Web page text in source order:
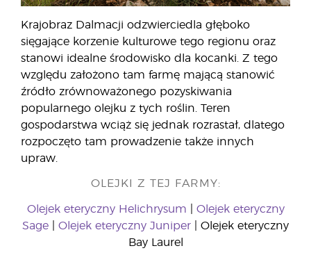
Krajobraz Dalmacji odzwierciedla głęboko
sięgające korzenie kulturowe tego regionu oraz
stanowi idealne środowisko dla kocanki. Z tego
względu założono tam farmę mającą stanowić
źródło zrównoważonego pozyskiwania
popularnego olejku z tych roślin. Teren
gospodarstwa wciąż się jednak rozrastał, dlatego
rozpoczęto tam prowadzenie także innych
upraw.
OLEJKI Z TEJ FARMY:
Olejek eteryczny Helichrysum
Olejek eteryczny
Sage
Olejek eteryczny Juniper | Olejek eteryczny
Bay Laurel